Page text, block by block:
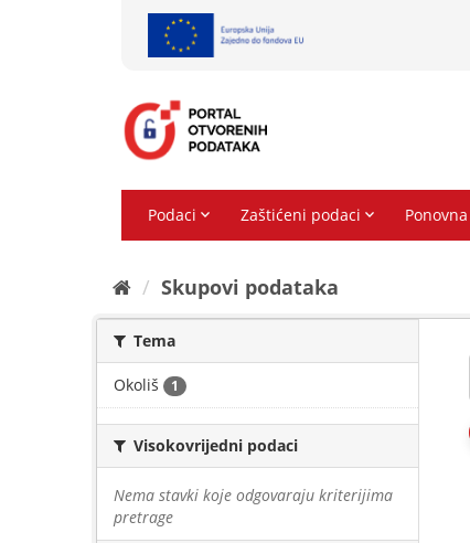
Skupovi podаtаkа
Tema
Okoliš 1
Visokovrijedni podaci
Nema stavki koje odgovaraju kriterijima
pretrage